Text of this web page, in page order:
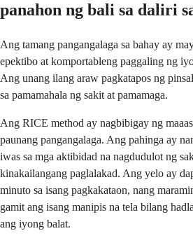
panahon ng bali sa daliri
Ang tamang pangangalaga sa bahay ay
epektibo at komportableng paggaling ng
Ang unang ilang araw pagkatapos ng
sa pamamahala ng sakit at pamamaga.
Ang RICE method ay nagbibigay ng
paunang pangangalaga. Ang pahinga ay
iwas sa mga aktibidad na nagdudulot ng
kinakailangang paglalakad. Ang yelo ay
minuto sa isang pagkakataon, nang
gamit ang isang manipis na tela bilang
ang iyong balat.